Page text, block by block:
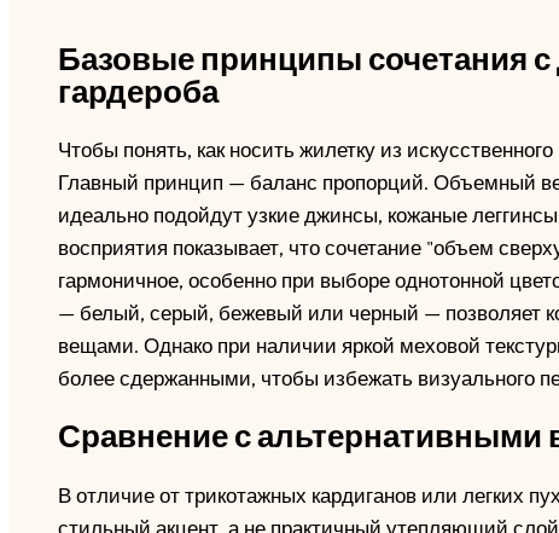
Базовые принципы сочетания
гардероба
Чтобы понять, как носить жилетку из
Главный принцип — баланс пропорций. Объемный
идеально подойдут узкие джинсы, кожаные
восприятия показывает, что сочетание "объем
гармоничное, особенно при выборе однотонной
— белый, серый, бежевый или черный — позволяет
вещами. Однако при наличии яркой меховой
более сдержанными, чтобы избежать визуального
Сравнение с
В отличие от трикотажных кардиганов или легких
стильный акцент, а не практичный утепляющий